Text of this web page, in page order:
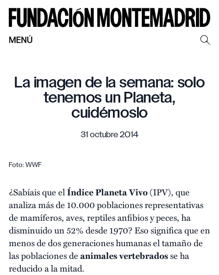
MENÚ
La imagen de la semana: solo
tenemos un Planeta,
cuidémoslo
31 octubre 2014
Foto: WWF
¿Sabíais que elÍndice Planeta Vivo(IPV), que
analiza más de 10.000 poblaciones representativas
de mamíferos, aves, reptiles anfibios y peces, ha
disminuido un 52% desde 1970? Eso significa que en
menos de dos generaciones humanas el tamaño de
las poblaciones deanimales vertebradosse ha
reducido a la mitad.